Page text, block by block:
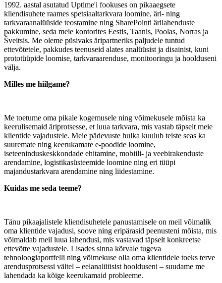
1992. aastal asutatud Uptime'i fookuses on pikaaegsete
kliendisuhete raames spetsiaaltarkvara loomine, äri- ning
tarkvaraanalüüside teostamine ning SharePointi ärilahenduste
pakkumine, seda meie kontorites Eestis, Taanis, Poolas, Norras ja
Šveitsis. Me oleme püsivaks äripartneriks paljudele tuntud
ettevõtetele, pakkudes teenuseid alates analüüsist ja disainist, kuni
prototüüpide loomise, tarkvaraarenduse, monitooringu ja hoolduseni
välja.
Milles me hiilgame?
Me toetume oma pikale kogemusele ning võimekusele mõista ka
keerulisemaid äriprotsesse, et luua tarkvara, mis vastab täpselt meie
klientide vajadustele. Meie pädevuste hulka kuulub teiste seas ka
suuremate ning keerukamate e-poodide loomine,
iseteeninduskeskkondade ehitamine, mobiili- ja veebirakenduste
arendamine, logistikasüsteemide loomine ning eri tüüpi
majandustarkvara arendamine ning liidestamine.
Kuidas me seda teeme?
Tänu pikaajalistele kliendisuhetele panustamisele on meil võimalik
oma klientide vajadusi, soove ning eripärasid peenusteni mõista, mis
võimaldab meil luua lahendusi, mis vastavad täpselt konkreetse
ettevõtte vajadustele. Lisades sinna kõrvale tugeva
tehnoloogiaportfelli ning võimekuse olla oma klientidele toeks terve
arendusprotsessi vältel – eelanalüüsist hoolduseni – suudame me
lahendada ka kõige keerukamaid probleeme.